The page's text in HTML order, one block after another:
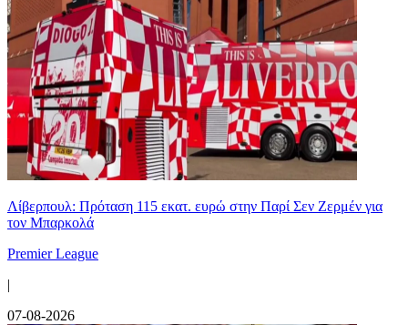
Λίβερπουλ: Πρόταση 115 εκατ. ευρώ στην Παρί Σεν Ζερμέν για
τον Μπαρκολά
Premier League
|
07-08-2026